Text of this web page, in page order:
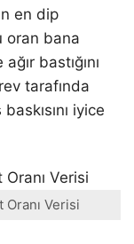
en dip
oran bana
bastığını
tarafında
iyice
Verisi